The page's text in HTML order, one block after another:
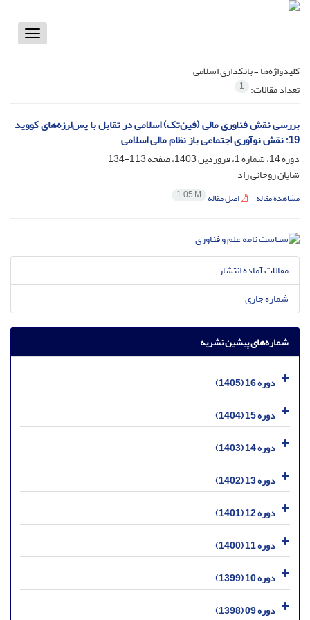
Toggle
کلیدواژه‌ها =بانکداری اسلامی
تعداد مقالات: 1
بررسی نقش فناوری مالی (فین‌تک) اسلامی در تقابل با پس‌لرزه‌های کووید
19؛ نقش نوآوری اجتماعی باز نظام مالی اسلامی
دوره 14، شماره 1، فروردین 1403، صفحه
113-134
شایان روحانی راد
مشاهده مقاله اصل مقاله 1.05 M
مقالات آماده انتشار
شماره جاری
شماره‌های پیشین نشریه
دوره 16 (1405)
دوره 15 (1404)
دوره 14 (1403)
دوره 13 (1402)
دوره 12 (1401)
دوره 11 (1400)
دوره 10 (1399)
دوره 09 (1398)